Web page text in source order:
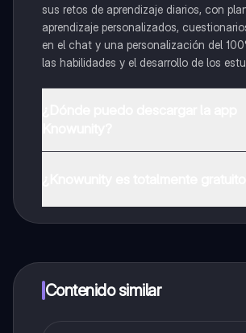
sus retos de aprendizaje diarios, con
aprendizaje personalizados,
en el chat y una personalización del
las habilidades y el desarrollo de los
a determinadas funciones.
Contenido similar